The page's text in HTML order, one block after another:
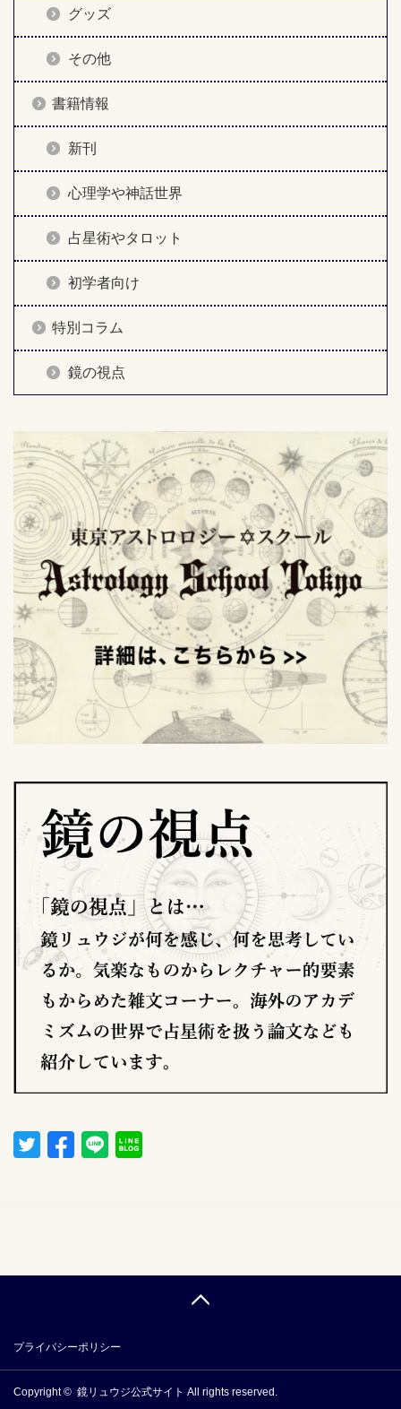
グッズ
その他
書籍情報
新刊
心理学や神話世界
占星術やタロット
初学者向け
特別コラム
鏡の視点
プライバシーポリシー
Copyright © 鏡リュウジ公式サイト All rights reserved.